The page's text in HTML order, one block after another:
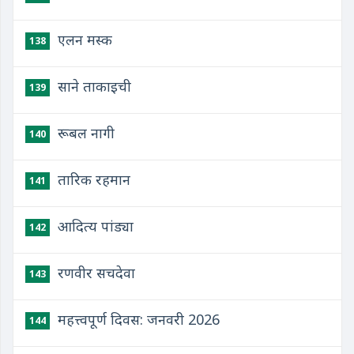
138 एलन मस्क
139 साने ताकाइची
140 रूबल नागी
141 तारिक रहमान
142 आदित्य पांड्या
143 रणवीर सचदेवा
144 महत्त्वपूर्ण दिवस: जनवरी 2026